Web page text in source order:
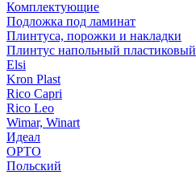
Комплектующие
Подложка под ламинат
Плинтуса, порожки и накладки
Плинтус напольный пластиковый
Elsi
Kron Plast
Rico Capri
Rico Leo
Wimar, Winart
Идеал
ОРТО
Польский